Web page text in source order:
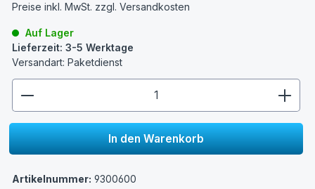
Preise inkl. MwSt. zzgl. Versandkosten
Auf Lager
Lieferzeit: 3-5 Werktage
Versandart: Paketdienst
In den Warenkorb
Artikelnummer: 9300600